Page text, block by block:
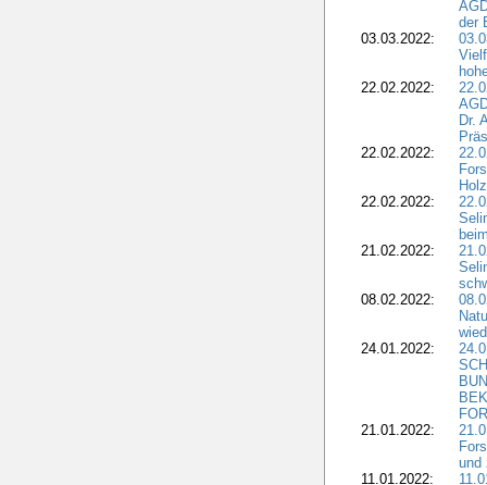
der
03.03.2022:
22.02.2022:
Dr.
22.02.2022:
22.02.2022:
21.02.2022:
08.02.2022:
24.01.2022:
21.01.2022:
und
11.01.2022: